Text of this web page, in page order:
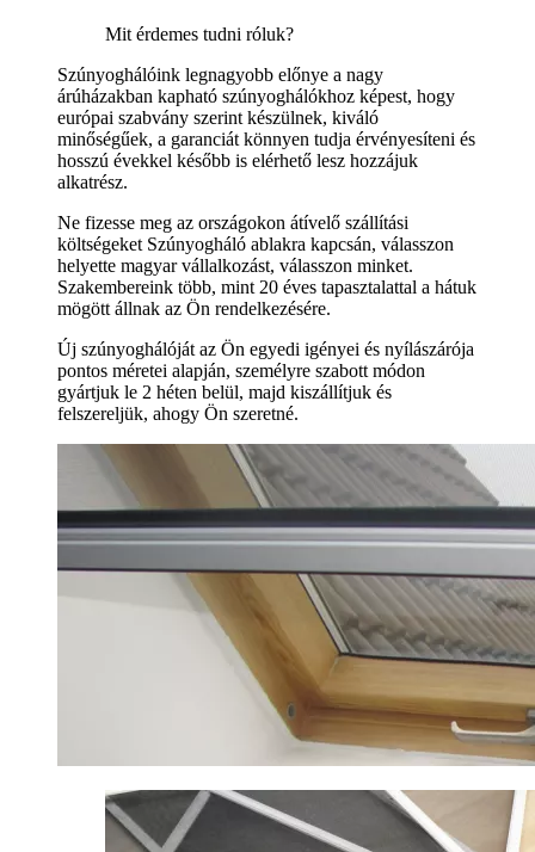
Mit érdemes tudni róluk?
Szúnyoghálóink legnagyobb előnye a nagy
árúházakban kapható szúnyoghálókhoz képest, hogy
európai szabvány szerint készülnek, kiváló
minőségűek, a garanciát könnyen tudja érvényesíteni és
hosszú évekkel később is elérhető lesz hozzájuk
alkatrész.
Ne fizesse meg az országokon átívelő szállítási
költségeket Szúnyogháló ablakra kapcsán, válasszon
helyette magyar vállalkozást, válasszon minket.
Szakembereink több, mint 20 éves tapasztalattal a hátuk
mögött állnak az Ön rendelkezésére.
Új szúnyoghálóját az Ön egyedi igényei és nyílászárója
pontos méretei alapján, személyre szabott módon
gyártjuk le 2 héten belül, majd kiszállítjuk és
felszereljük, ahogy Ön szeretné.